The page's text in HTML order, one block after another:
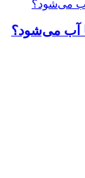
آب می‌شود؟